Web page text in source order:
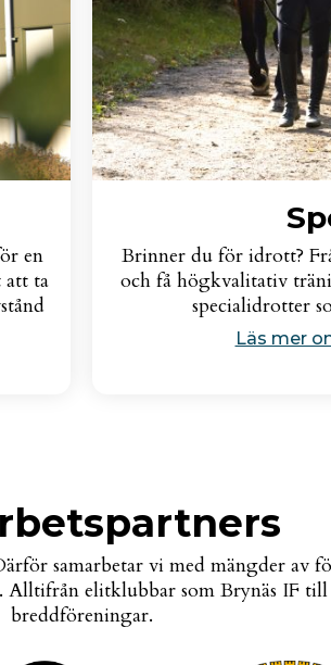
en
att ta
Brinner du för idrott?
och få högkvalitativ
specialidrotter
Läs mer
samarbetar vi med mängder av
elitklubbar som Brynäs IF
breddföreningar.